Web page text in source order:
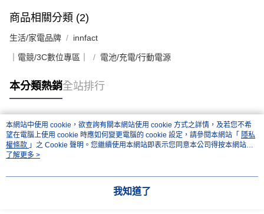
商品相關分類 (2)
生活/家電品牌 innfact
｜電競/3C數位專區｜ 電池/充電/行動電源
本分類熱銷全站排行
熱門標籤
本網站中使用 cookie，欲查詢有關本網站使用 cookie 方式之詳情，及若您不希
望在電腦上使用 cookie 時應如何變更電腦的 cookie 設定，請參閱本網站「 隱私
權條款 」之 Cookie 聲明。您繼續使用本網站即表示您同意本公司得按本網站使
用條款之 Cookie 聲明使用 cookie。
了解更多 >
我知道了